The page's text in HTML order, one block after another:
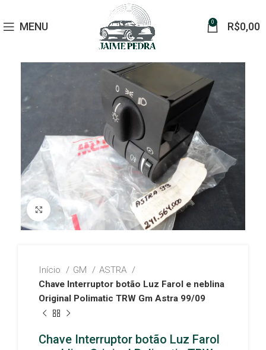
MENU 0 R$0,00
Click to enlarge
Início GM
ASTRA
Chave Interruptor botão Luz Farol e neblina
Original Polimatic TRW Gm Astra 99/09
Chave Interruptor botão Luz Farol